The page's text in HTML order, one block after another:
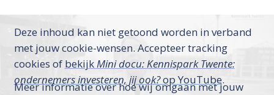
Deze inhoud kan niet getoond worden in verband
met jouw cookie-wensen. Accepteer tracking
cookies of bekijkMini docu: Kennispark Twente:
ondernemers investeren, jij ook?op YouTube.
Meer informatie over hoe wij omgaan met jouw